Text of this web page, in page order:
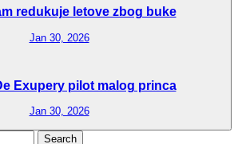
redukuje letove zbog buke
Jan 30, 2026
Exupery pilot malog princa
Jan 30, 2026